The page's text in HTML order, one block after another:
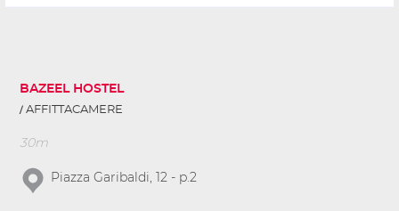
BAZEEL HOSTEL
AFFITTACAMERE
30m
Piazza Garibaldi, 12 - p.2